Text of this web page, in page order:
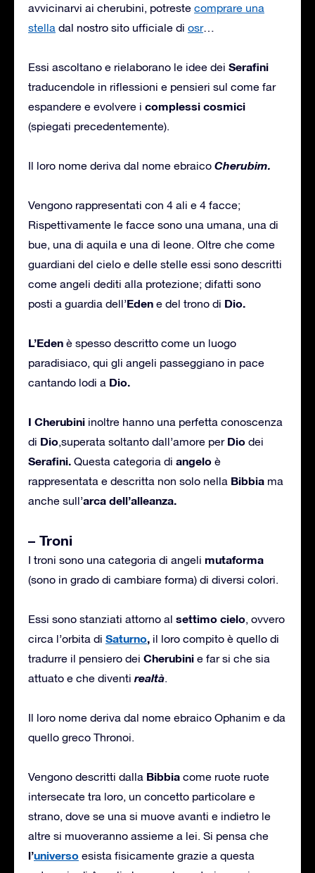
avvicinarvi ai cherubini, potreste comprare una
stella dal nostro sito ufficiale di osr…
Essi ascoltano e rielaborano le idee dei Serafini
traducendole in riflessioni e pensieri sul come far
espandere e evolvere i complessi cosmici
(spiegati precedentemente).
Il loro nome deriva dal nome ebraico Cherubim.
Vengono rappresentati con 4 ali e 4 facce;
Rispettivamente le facce sono una umana, una di
bue, una di aquila e una di leone. Oltre che come
guardiani del cielo e delle stelle essi sono descritti
come angeli dediti alla protezione; difatti sono
posti a guardia dell’Eden e del trono di Dio.
L’Eden è spesso descritto come un luogo
paradisiaco, qui gli angeli passeggiano in pace
cantando lodi a Dio.
I Cherubini inoltre hanno una perfetta conoscenza
di Dio,superata soltanto dall’amore per Dio dei
Serafini. Questa categoria di angelo è
rappresentata e descritta non solo nella Bibbia ma
anche sull’arca dell’alleanza.
– Troni
I troni sono una categoria di angeli mutaforma
(sono in grado di cambiare forma) di diversi colori.
Essi sono stanziati attorno al settimo cielo, ovvero
circa l’orbita di Saturno, il loro compito è quello di
tradurre il pensiero dei Cherubini e far si che sia
attuato e che diventi realtà.
Il loro nome deriva dal nome ebraico Ophanim e da
quello greco Thronoi.
Vengono descritti dalla Bibbia come ruote ruote
intersecate tra loro, un concetto particolare e
strano, dove se una si muove avanti e indietro le
altre si muoveranno assieme a lei. Si pensa che
l’universo esista fisicamente grazie a questa